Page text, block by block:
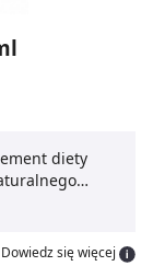
diety
zawiera
zawartości
Dowiedz się więcej